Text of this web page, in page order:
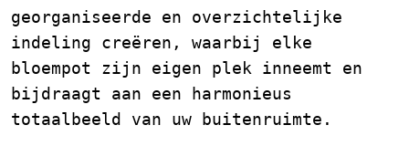
georganiseerde en overzichtelijke
indeling creëren, waarbij elke
bloempot zijn eigen plek inneemt en
bijdraagt aan een harmonieus
totaalbeeld van uw buitenruimte.